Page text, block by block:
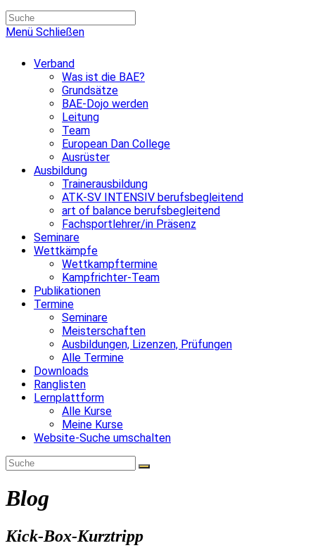
Menü Schließen
Verband
Was ist die BAE?
Grundsätze
BAE-Dojo werden
Leitung
Team
European Dan College
Ausrüster
Ausbildung
Trainerausbildung
ATK-SV INTENSIV berufsbegleitend
art of balance berufsbegleitend
Fachsportlehrer/in Präsenz
Seminare
Wettkämpfe
Wettkampftermine
Kampfrichter-Team
Publikationen
Termine
Seminare
Meisterschaften
Ausbildungen, Lizenzen, Prüfungen
Alle Termine
Downloads
Ranglisten
Lernplattform
Alle Kurse
Meine Kurse
Website-Suche umschalten
Blog
Kick-Box-Kurztripp